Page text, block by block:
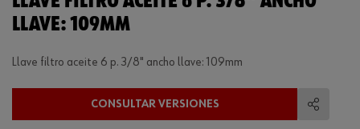
LLAVE: 109MM
Llave filtro aceite 6 p. 3/8" ancho llave: 109mm
CONSULTAR VERSIONES